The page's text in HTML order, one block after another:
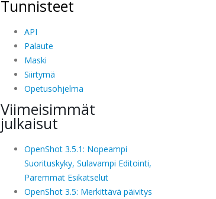
Tunnisteet
API
Palaute
Maski
Siirtymä
Opetusohjelma
Viimeisimmät
julkaisut
OpenShot 3.5.1: Nopeampi
Suorituskyky, Sulavampi Editointi,
Paremmat Esikatselut
OpenShot 3.5: Merkittävä päivitys